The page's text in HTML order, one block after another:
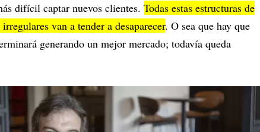
difícil captar nuevos clientes. Todas estas estructuras de
van a tender a desaparecer. O sea que hay que
generando un mejor mercado; todavía queda